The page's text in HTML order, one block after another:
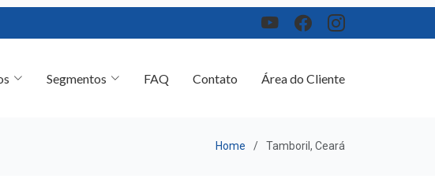
Área do Cliente
Home Tamboril, Ceará